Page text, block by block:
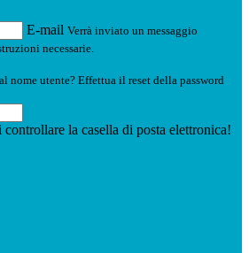
E-mail Verrà inviato un messaggio
necessarie.
nome utente? Effettua il reset della password
la casella di posta elettronica!